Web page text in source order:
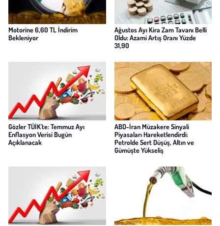
Motorine 6,60 TL İndirim
Bekleniyor
Ağustos Ayı Kira Zam Tavanı Belli
Oldu: Azami Artış Oranı Yüzde
31,90
Gözler TÜİK'te: Temmuz Ayı
Enflasyon Verisi Bugün
Açıklanacak
ABD-İran Müzakere Sinyali
Piyasaları Hareketlendirdi:
Petrolde Sert Düşüş, Altın ve
Gümüşte Yükseliş